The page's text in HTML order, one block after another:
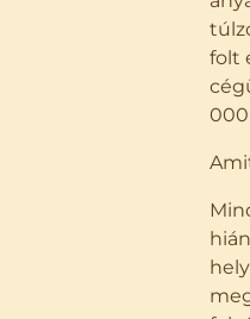
folt